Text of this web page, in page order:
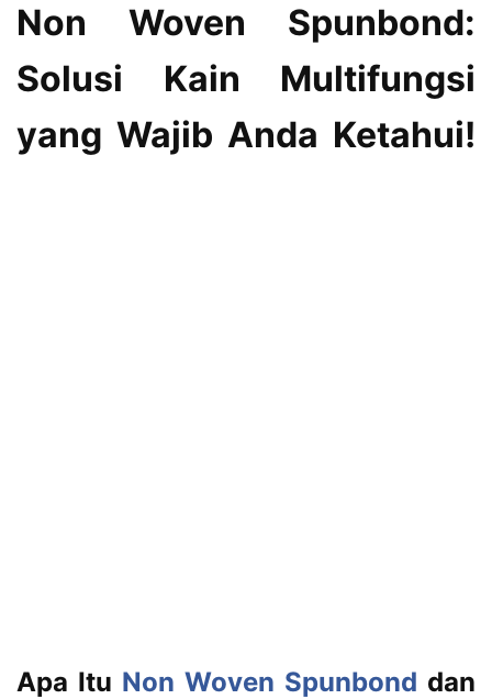
Non Woven Spunbond:
Solusi Kain Multifungsi
yang Wajib Anda Ketahui!
Apa Itu Non Woven Spunbond dan